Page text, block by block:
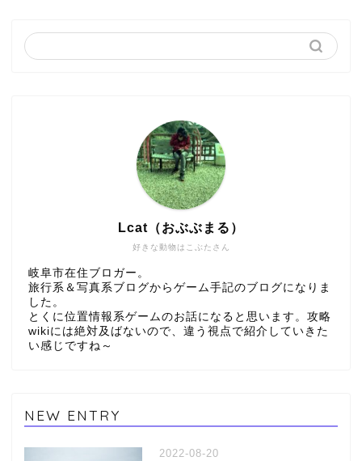
好きな動物はこぶたさん
Lcat（おぶぶまる）
岐阜市在住ブロガー。
旅行系＆写真系ブログからゲーム手記のブログになりま
した。
とくに位置情報系ゲームのお話になると思います。攻略
wikiには絶対及ばないので、違う視点で紹介していきた
い感じですね～
NEW ENTRY
2022-08-20